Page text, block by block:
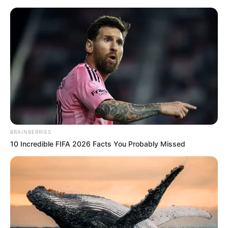
preparação dos atletas para a competição.
Participe do nosso grupo do
WhatsApp!
Fique informado em tempo real sobre as principais
notícias de Paraguaçu Paulista e região
BRAINBERRIES
10 Incredible FIFA 2026 Facts You Probably Missed